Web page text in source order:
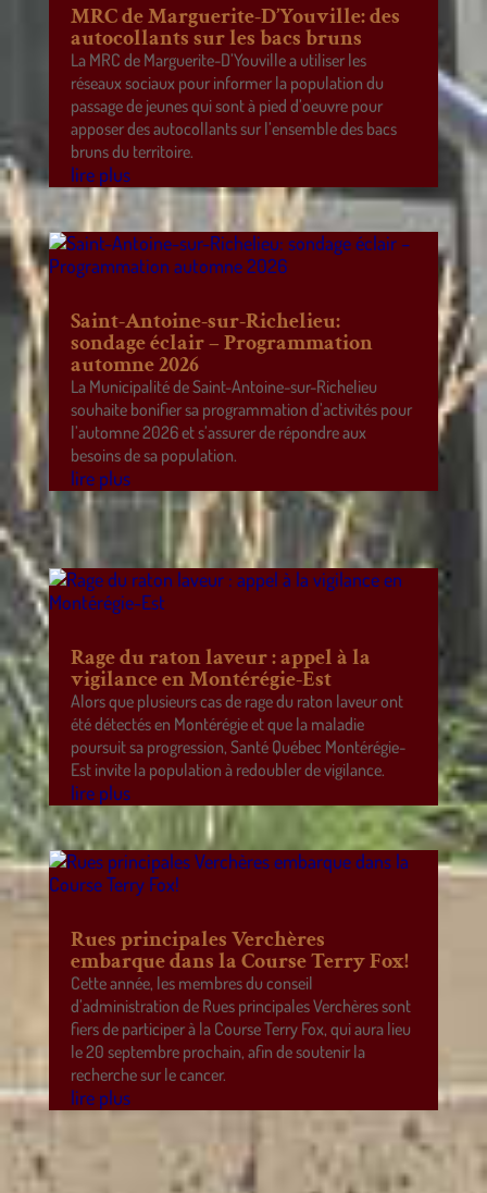
MRC de Marguerite-D’Youville: des
autocollants sur les bacs bruns
La MRC de Marguerite-D’Youville a utiliser les
réseaux sociaux pour informer la population du
passage de jeunes qui sont à pied d’oeuvre pour
apposer des autocollants sur l’ensemble des bacs
bruns du territoire.
lire plus
Saint-Antoine-sur-Richelieu:
sondage éclair – Programmation
automne 2026
La Municipalité de Saint-Antoine-sur-Richelieu
souhaite bonifier sa programmation d’activités pour
l’automne 2026 et s’assurer de répondre aux
besoins de sa population.
lire plus
Rage du raton laveur : appel à la
vigilance en Montérégie-Est
Alors que plusieurs cas de rage du raton laveur ont
été détectés en Montérégie et que la maladie
poursuit sa progression, Santé Québec Montérégie-
Est invite la population à redoubler de vigilance.
lire plus
Rues principales Verchères
embarque dans la Course Terry Fox!
Cette année, les membres du conseil
d’administration de Rues principales Verchères sont
fiers de participer à la Course Terry Fox, qui aura lieu
le 20 septembre prochain, afin de soutenir la
recherche sur le cancer.
lire plus